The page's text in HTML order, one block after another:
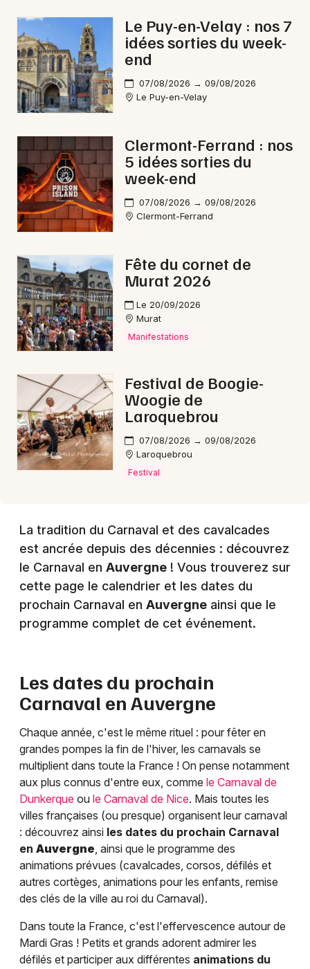
Newsletter des sorties
Artistes en tournée
Actus en Auvergne
Magazine en Auvergne
Choisir mes départements
Mon email
Je m'abonne
Le Puy-en-Velay : nos 7
idées sorties du week-
end
07/08/2026 → 09/08/2026
Le Puy-en-Velay
Clermont-Ferrand : nos
5 idées sorties du
week-end
07/08/2026 → 09/08/2026
Clermont-Ferrand
Fête du cornet de
Murat 2026
Le 20/09/2026
Murat
Manifestations
Festival de Boogie-
Woogie de
Laroquebrou
07/08/2026 → 09/08/2026
Laroquebrou
Festival
La tradition du Carnaval et des cavalcades
est ancrée depuis des décennies : découvrez
le Carnaval en Auvergne ! Vous trouverez sur
cette page le calendrier et les dates du
prochain Carnaval en Auvergne ainsi que le
programme complet de cet événement.
Les dates du prochain
Carnaval en Auvergne
Chaque année, c'est le même rituel : pour fêter en
grandes pompes la fin de l'hiver, les carnavals se
multiplient dans toute la France ! On pense notamment
aux plus connus d'entre eux, comme le Carnaval de
Dunkerque ou le Carnaval de Nice. Mais toutes les
villes françaises (ou presque) organisent leur carnaval
: découvrez ainsi les dates du prochain Carnaval
en Auvergne, ainsi que le programme des
animations prévues (cavalcades, corsos, défilés et
autres cortèges, animations pour les enfants, remise
des clés de la ville au roi du Carnaval).
Dans toute la France, c'est l'effervescence autour de
Mardi Gras ! Petits et grands adorent admirer les
défilés et participer aux différentes animations du